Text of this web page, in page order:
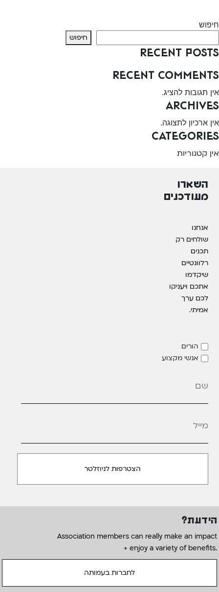
חיפוש
חיפוש
Recent Posts
Recent Comments
אין תגובות להציג.
Archives
אין ארכיון לתצוגה.
Categories
אין קטגוריות
השארו
מעודכנים
אנחנו
שולחים רק
תכנים
רלוונטיים
שיקדמו
אתכם ויעניקו
לכם ערך
אמיתי.
הורים
אנשי מקצוע
הידעת?
Association members can really make an impact
+ enjoy a variety of benefits.
לחברות בעמותה